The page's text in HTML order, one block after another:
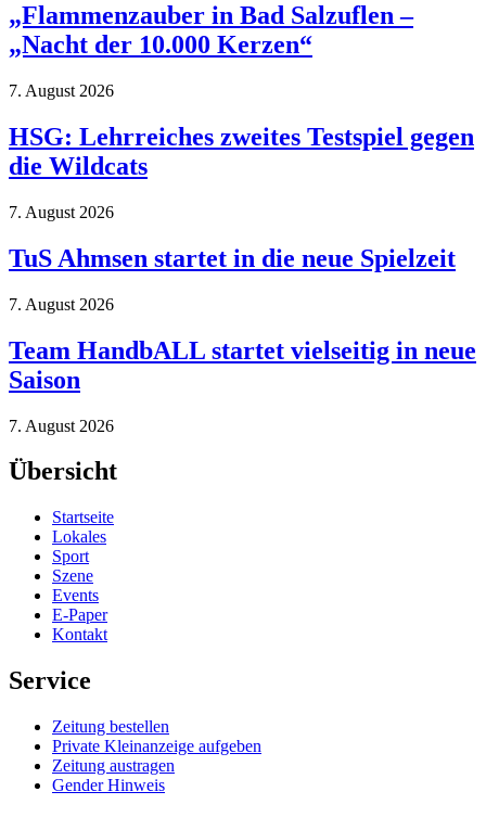
„Flammenzauber in Bad Salzuflen –
„Nacht der 10.000 Kerzen“
7. August 2026
HSG: Lehrreiches zweites Testspiel gegen
die Wildcats
7. August 2026
TuS Ahmsen startet in die neue Spielzeit
7. August 2026
Team HandbALL startet vielseitig in neue
Saison
7. August 2026
Übersicht
Startseite
Lokales
Sport
Szene
Events
E-Paper
Kontakt
Service
Zeitung bestellen
Private Kleinanzeige aufgeben
Zeitung austragen
Gender Hinweis